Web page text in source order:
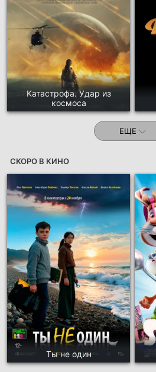
Катастрофа. Удар из
космоса
ЕЩЕ
СКОРО В КИНО
Ты не один